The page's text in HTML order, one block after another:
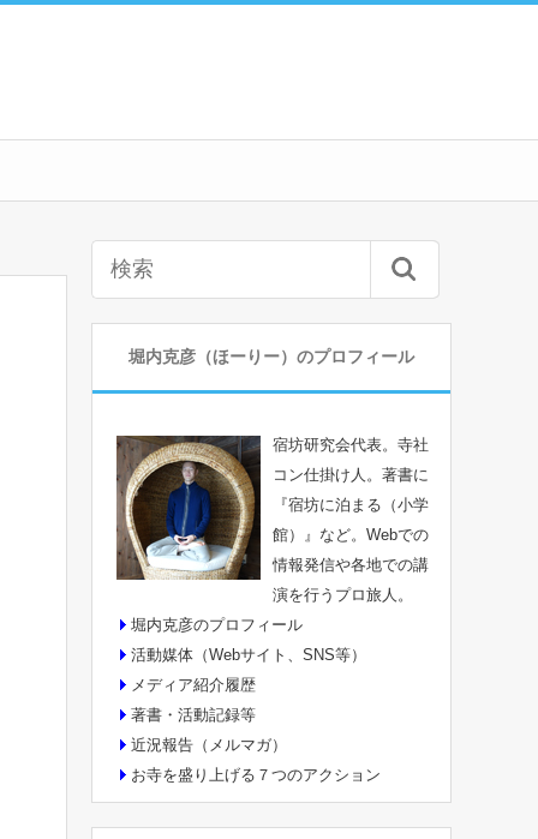
堀内克彦（ほーりー）のプロフィール
宿坊研究会代表。寺社
コン仕掛け人。著書に
『宿坊に泊まる（小学
館）』など。Webでの
情報発信や各地での講
演を行うプロ旅人。
堀内克彦のプロフィール
活動媒体（Webサイト、SNS等）
メディア紹介履歴
著書・活動記録等
近況報告（メルマガ）
お寺を盛り上げる７つのアクション